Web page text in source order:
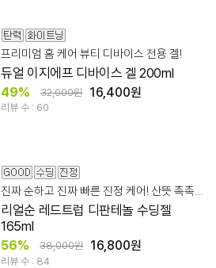
프리미엄 홈 케어 뷰티 디바이스 전용 겔!
듀얼 이지에프 디바이스 겔 200ml
49% 32,000원 16,400원
리뷰 수 : 60
진짜 순하고 진짜 빠른 진정 케어! 산뜻 촉촉 디판테놀 수딩젤
리얼순 레드트럽 디판테놀 수딩젤
165ml
56% 38,000원 16,800원
리뷰 수 : 84